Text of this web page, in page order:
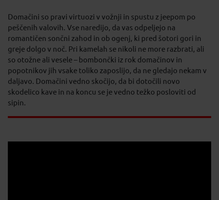
Domačini so pravi virtuozi v vožnji in spustu z jeepom po
peščenih valovih. Vse naredijo, da vas odpeljejo na
romantičen sončni zahod in ob ogenj, ki pred šotori gori in
greje dolgo v noč. Pri kamelah se nikoli ne more razbrati, ali
so otožne ali vesele – bombončki iz rok domačinov in
popotnikov jih vsake toliko zaposlijo, da ne gledajo nekam v
daljavo. Domačini vedno skočijo, da bi dotočili novo
skodelico kave in na koncu se je vedno težko posloviti od
sipin.